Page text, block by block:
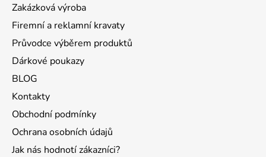
Zakázková výroba
Firemní a reklamní kravaty
Průvodce výběrem produktů
Dárkové poukazy
BLOG
Kontakty
Obchodní podmínky
Ochrana osobních údajů
Jak nás hodnotí zákazníci?